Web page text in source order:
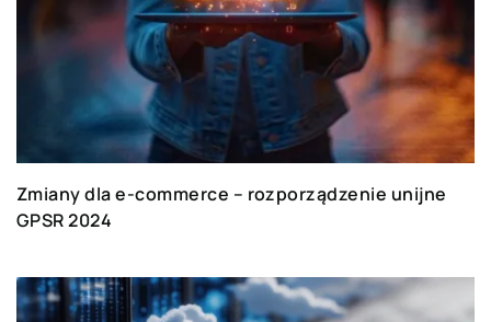
Zmiany dla e-commerce – rozporządzenie unijne
GPSR 2024